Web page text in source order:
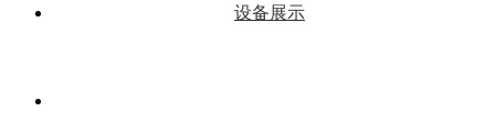
设备展示